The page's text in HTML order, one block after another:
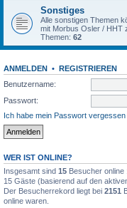
Sonstiges
Alle sonstigen Themen
mit Morbus Osler / HHT
Themen: 62
ANMELDEN • REGISTRIEREN
Benutzername:
Passwort:
Ich habe mein Passwort vergessen
WER IST ONLINE?
Insgesamt sind 15 Besucher online
15 Gäste (basierend auf den
Der Besucherrekord liegt bei 2151
online waren.